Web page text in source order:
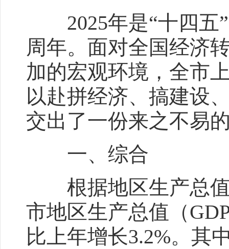
2025年是“十四五”
周年。面对全国经济
加的宏观环境，全市
以赴拼经济、搞建设
交出了一份来之不易
一、综合
根据地区生产总值
市地区生产总值（
比上年增长3.2%。其